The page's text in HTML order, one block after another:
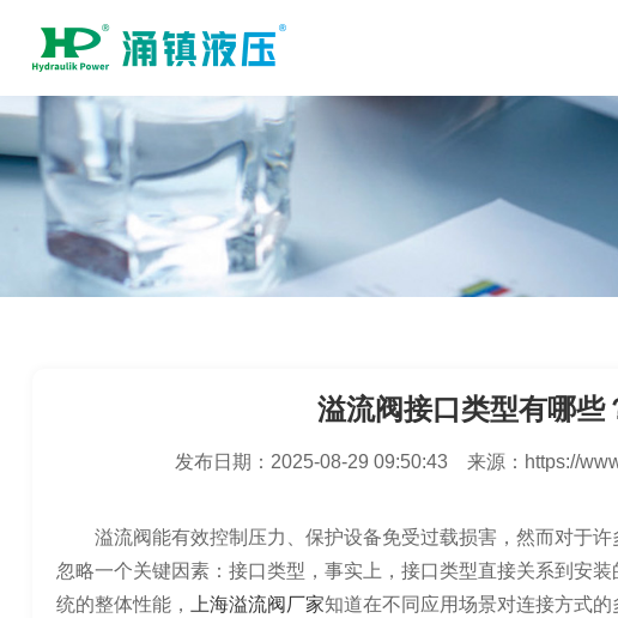
溢流阀接口类型有哪些
发布日期： 2025-08-29 09:50:43 来源： https://
溢流阀能有效控制压力、保护设备免受过载损害，然而对于
忽略一个关键因素：接口类型，事实上，接口类型直接关系到安
统的整体性能，
上海溢流阀厂家知道在不同应用场景对连接方式